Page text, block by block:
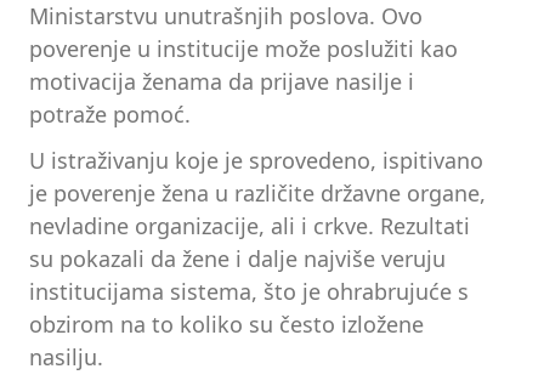
Ministarstvu unutrašnjih poslova. Ovo
poverenje u institucije može poslužiti kao
motivacija ženama da prijave nasilje i
potraže pomoć.
U istraživanju koje je sprovedeno, ispitivano
je poverenje žena u različite državne organe,
nevladine organizacije, ali i crkve. Rezultati
su pokazali da žene i dalje najviše veruju
institucijama sistema, što je ohrabrujuće s
obzirom na to koliko su često izložene
nasilju.